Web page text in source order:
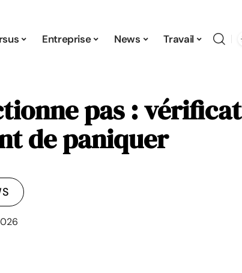
Entreprise News Travail
pas :
de paniquer